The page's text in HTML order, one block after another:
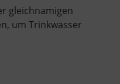
gleichnamigen
um Trinkwasser